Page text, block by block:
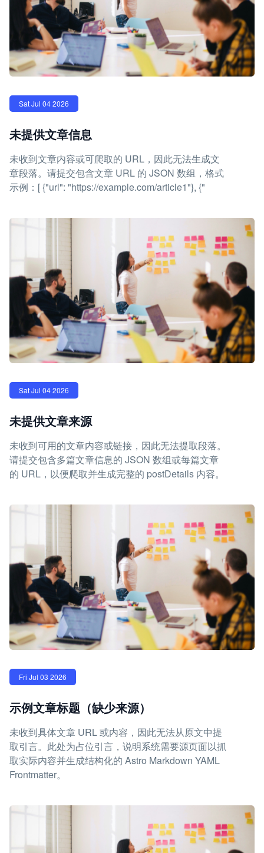
Sat Jul 04 2026
未提供文章信息
未收到文章内容或可爬取的 URL，因此无法生成文
章段落。请提交包含文章 URL 的 JSON 数组，格式
示例：[ {"url": "https://example.com/article1"}, {"
Sat Jul 04 2026
未提供文章来源
未收到可用的文章内容或链接，因此无法提取段落。
请提交包含多篇文章信息的 JSON 数组或每篇文章
的 URL，以便爬取并生成完整的 postDetails 内容。
Fri Jul 03 2026
示例文章标题（缺少来源）
未收到具体文章 URL 或内容，因此无法从原文中提
取引言。此处为占位引言，说明系统需要源页面以抓
取实际内容并生成结构化的 Astro Markdown YAML
Frontmatter。